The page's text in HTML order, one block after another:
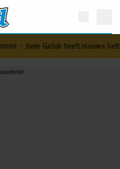
•Jurre Geluk heeft nieuwe